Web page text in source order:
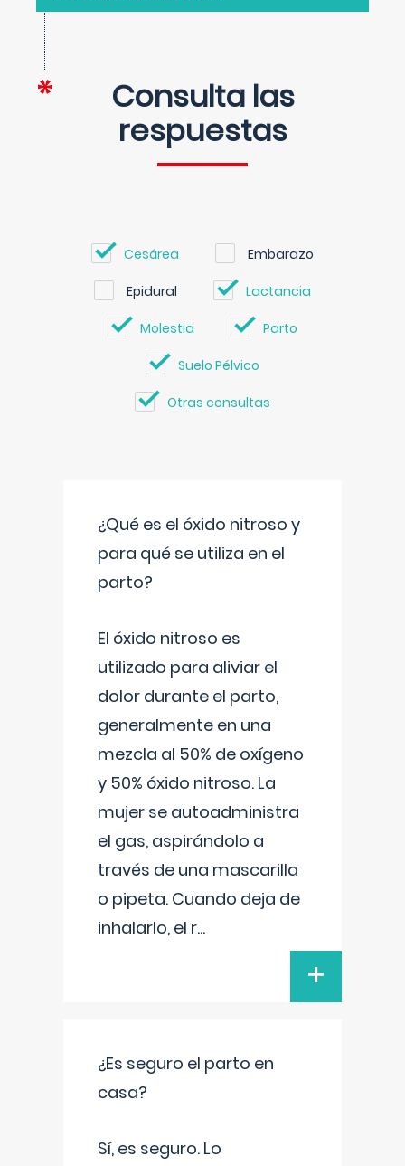
Consulta las
respuestas
Cesárea Embarazo
Epidural Lactancia
Molestia Parto
Suelo Pélvico
Otras consultas
¿Qué es el óxido nitroso y
para qué se utiliza en el
parto?
El óxido nitroso es
utilizado para aliviar el
dolor durante el parto,
generalmente en una
mezcla al 50% de oxígeno
y 50% óxido nitroso. La
mujer se autoadministra
el gas, aspirándolo a
través de una mascarilla
o pipeta. Cuando deja de
inhalarlo, el r...
+
¿Es seguro el parto en
casa?
Sí, es seguro. Lo